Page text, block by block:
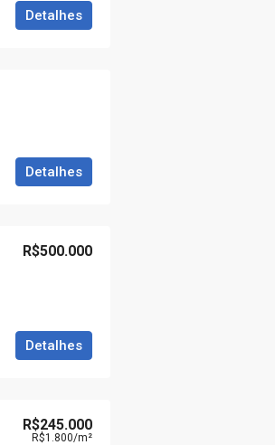
Detalhes
Detalhes
R$500.000
Detalhes
R$245.000
R$1.800/m²